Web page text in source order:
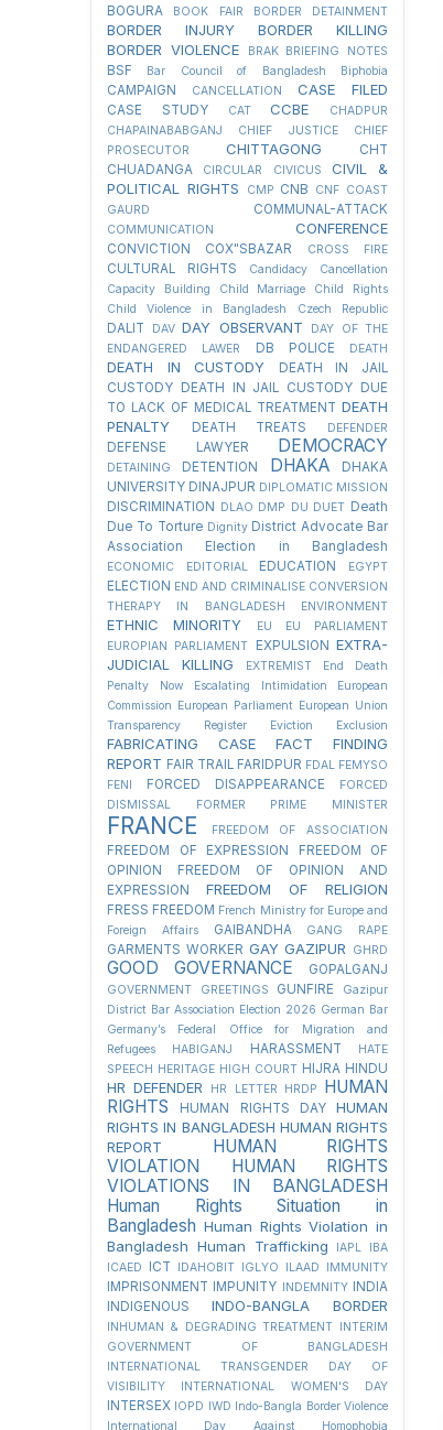
BOGURA
BOOK FAIR BORDER DETAINMENT
BORDER INJURY
BORDER KILLING
BORDER VIOLENCE
BRAK BRIEFING NOTES
BSF Bar Council of Bangladesh Biphobia
CAMPAIGN CANCELLATION CASE FILED
CASE STUDY CAT CCBE
CHADPUR
CHAPAINABABGANJ
CHIEF JUSTICE
CHIEF
PROSECUTOR
CHITTAGONG
CHT
CHUADANGA
CIRCULAR CIVICUS
CIVIL &
POLITICAL RIGHTS
CMP CNB CNF COAST
GAURD
COMMUNAL-ATTACK
COMMUNICATION CONFERENCE
CONVICTION COX"SBAZAR CROSS FIRE
CULTURAL RIGHTS
Candidacy Cancellation
Capacity Building
Child Marriage
Child Rights
Child Violence in Bangladesh
Czech Republic
DALIT DAV DAY OBSERVANT
DAY OF THE
ENDANGERED LAWER
DB POLICE DEATH
DEATH IN CUSTODY
DEATH IN JAIL
CUSTODY
DEATH IN JAIL CUSTODY DUE
TO LACK OF MEDICAL TREATMENT DEATH
PENALTY
DEATH TREATS DEFENDER
DEFENSE LAWYER DEMOCRACY
DETAINING DETENTION DHAKA
DHAKA
UNIVERSITY DINAJPUR DIPLOMATIC MISSION
DISCRIMINATION DLAO DMP DU DUET Death
Due To Torture Dignity District Advocate Bar
Association Election in Bangladesh
ECONOMIC EDITORIAL EDUCATION EGYPT
ELECTION END AND CRIMINALISE CONVERSION
THERAPY IN BANGLADESH
ENVIRONMENT
ETHNIC MINORITY EU
EU PARLIAMENT
EUROPIAN PARLIAMENT
EXPULSION EXTRA-
JUDICIAL KILLING
EXTREMIST
End Death
Penalty Now
Escalating Intimidation
European
Commission European Parliament European Union
Transparency Register
Eviction Exclusion
FABRICATING CASE
FACT FINDING
REPORT FAIR TRAIL FARIDPUR FDAL FEMYSO
FENI
FORCED DISAPPEARANCE
FORCED
DISMISSAL
FORMER PRIME MINISTER
FRANCE FREEDOM OF ASSOCIATION
FREEDOM OF EXPRESSION
FREEDOM OF
OPINION
FREEDOM OF OPINION AND
EXPRESSION
FREEDOM OF RELIGION
FRESS FREEDOM French Ministry for Europe and
Foreign Affairs
GAIBANDHA GANG RAPE
GARMENTS WORKER GAY GAZIPUR GHRD
GOOD GOVERNANCE GOPALGANJ
GOVERNMENT GREETINGS GUNFIRE
Gazipur
District Bar Association Election 2026 German Bar
Germany’s Federal Office for Migration and
Refugees
HABIGANJ HARASSMENT
HATE
SPEECH HERITAGE HIGH COURT HIJRA HINDU
HR DEFENDER HR LETTER HRDP
HUMAN
RIGHTS
HUMAN RIGHTS DAY
HUMAN
RIGHTS IN BANGLADESH HUMAN RIGHTS
REPORT
HUMAN RIGHTS
VIOLATION
HUMAN RIGHTS
VIOLATIONS IN BANGLADESH
Human Rights Situation in
Bangladesh Human Rights Violation in
Bangladesh Human Trafficking IAPL
IBA
ICAED
ICT IDAHOBIT IGLYO ILAAD IMMUNITY
IMPRISONMENT IMPUNITY INDEMNITY
INDIA
INDIGENOUS
INDO-BANGLA BORDER
INHUMAN & DEGRADING TREATMENT INTERIM
GOVERNMENT OF BANGLADESH
INTERNATIONAL TRANSGENDER DAY OF
VISIBILITY
INTERNATIONAL WOMEN'S DAY
INTERSEX IOPD IWD Indo-Bangla Border Violence
International Day Against Homophobia